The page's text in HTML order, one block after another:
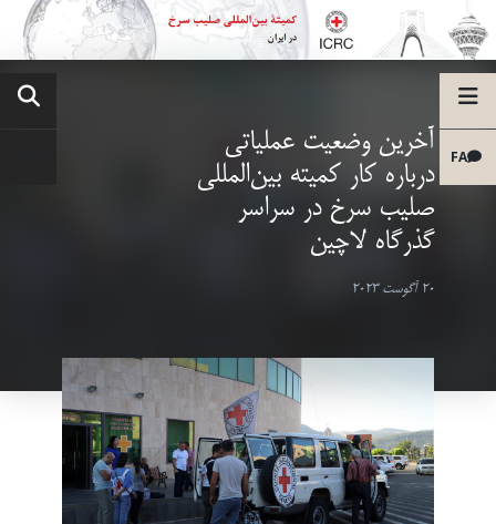
FA
آخرین وضعیت عملیاتی
درباره کار کمیته بین‌المللی
صلیب سرخ در سراسر
گذرگاه لاچین
20 آگوست 2023